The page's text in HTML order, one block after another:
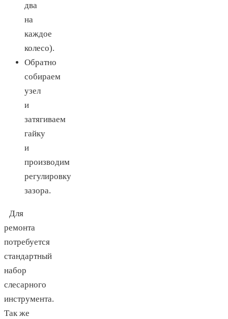
два
на
каждое
колесо).
Обратно
собираем
узел
и
затягиваем
гайку
и
производим
регулировку
зазора.
Для
ремонта
потребуется
стандартный
набор
слесарного
инструмента.
Так же